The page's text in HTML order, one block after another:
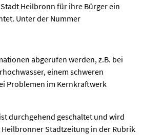
Heilbronn für ihre Bürger ein
Unter der Nummer
abgerufen werden, z.B. bei
einem schweren
Problemen im Kernkraftwerk
durchgehend geschaltet und wird
Stadtzeitung in der Rubrik